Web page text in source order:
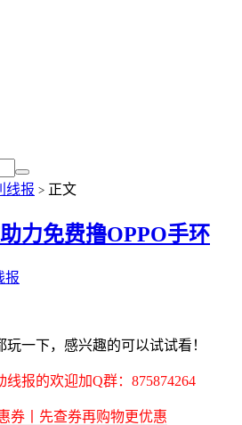
线报 > 正文
力免费撸OPPO手环
报
一下，感兴趣的可以试试看！
报的欢迎加Q群：875874264
券丨先查券再购物更优惠